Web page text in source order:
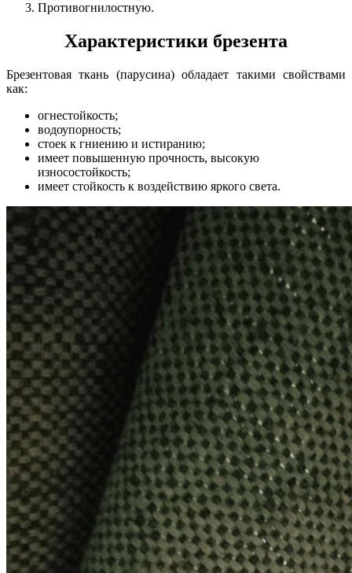
Противогнилостную.
Характеристики брезента
Брезентовая ткань (парусина) обладает такими свойствами
как:
огнестойкость;
водоупорность;
стоек к гниению и истиранию;
имеет повышенную прочность, высокую
износостойкость;
имеет стойкость к воздействию яркого света.